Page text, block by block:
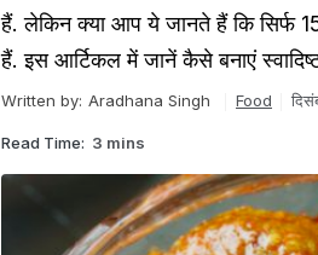
हैं. लेकिन क्या आप ये जानते हैं कि सिर्फ
हैं. इस आर्टिकल में जानें कैसे बनाएं
Written by: Aradhana Singh Food
Read Time: 3 mins